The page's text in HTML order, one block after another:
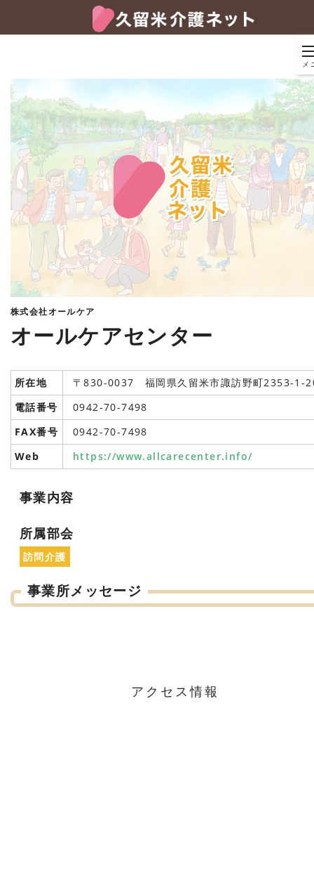
メ
株式会社オールケア
オールケアセンター
所在地
〒830-0037 福岡県久留米市諏訪野町2353-1-
電話番号
0942-70-7498
FAX番号
0942-70-7498
Web
https://www.allcarecenter.info/
事業内容
所属部会
訪問介護
事業所メッセージ
アクセス情報